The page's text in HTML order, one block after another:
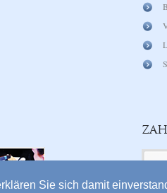
Sie sich damit